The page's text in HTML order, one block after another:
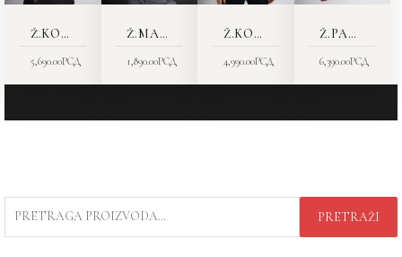
Ž.KOŠULJA 7368-55
5,690.00РСД
Ž.MAJICA 8317-00
1,890.00РСД
Ž.KOŠULJA 7678-06
4,990.00РСД
Ž.PANTALONE 2569-19
6,390.00РСД
ZA:
PRETRAŽI